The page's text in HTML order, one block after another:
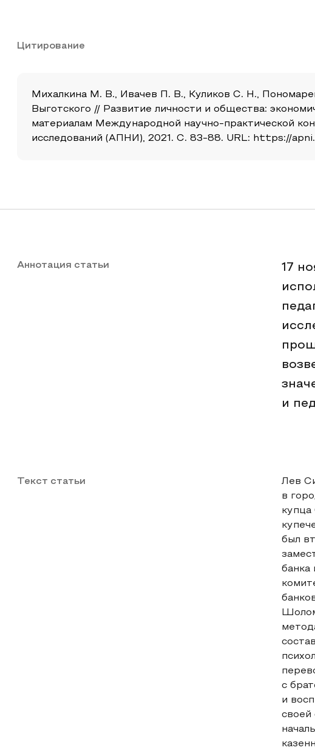
Цитирование
Михалкина М. В., Ивачев П. В., Куликов С. Н.,
Выготского // Развитие личности и общества:
материалам Международной научно-практической
исследований (АПНИ), 2021. С. 83-88. URL: https://
Аннотация статьи
17
и
Текст статьи
Лев
в
купца
был
банка
с
и
своей